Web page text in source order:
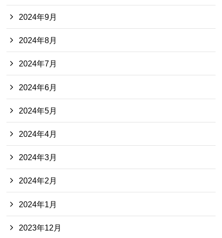
2024年9月
2024年8月
2024年7月
2024年6月
2024年5月
2024年4月
2024年3月
2024年2月
2024年1月
2023年12月